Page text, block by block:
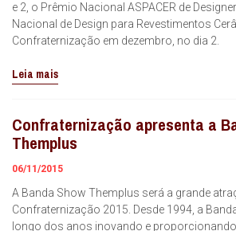
e 2, o Prêmio Nacional ASPACER de
Nacional de Design para Revestimentos
Confraternização em dezembro, no dia 2.
Leia mais
Confraternização apresenta a
Themplus
06/11/2015
A Banda Show Themplus será a grande
Confraternização 2015. Desde 1994, a
longo dos anos inovando e